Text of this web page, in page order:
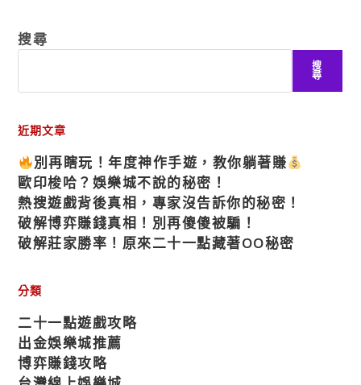
搜尋
搜
尋
近期文章
別再瞎玩！年度神作手遊，教你躺著賺
歐印梭哈？娛樂城不說的秘密！
熱搜遊戲背後真相，專家沒告訴你的秘密！
破解博弈賺錢真相！別再傻傻被騙！
破解莊家勝率！原來二十一點藏著OO秘密
分類
二十一點遊戲攻略
出金娛樂城推薦
博弈賺錢攻略